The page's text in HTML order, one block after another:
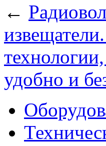
←
удобно и